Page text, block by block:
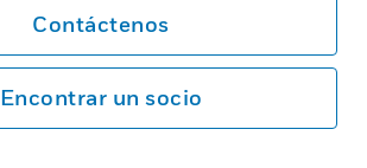
Contáctenos
Encontrar un socio